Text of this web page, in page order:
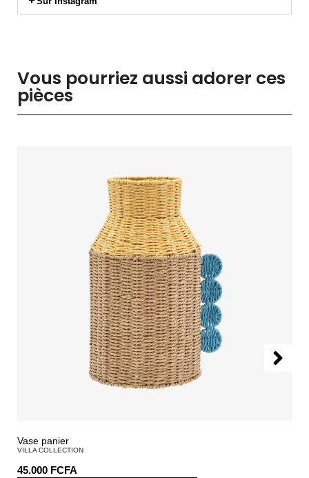
Vous pourriez aussi adorer ces
pièces
Vase panier
VILLA COLLECTION
45.000 FCFA